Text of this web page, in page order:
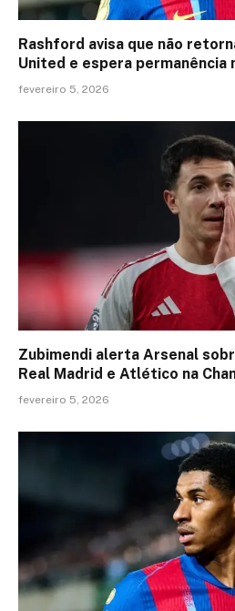
Rashford avisa que não
United e espera permanência
fevereiro 5, 2026
Zubimendi alerta Arsenal
Real Madrid e Atlético na
fevereiro 5, 2026